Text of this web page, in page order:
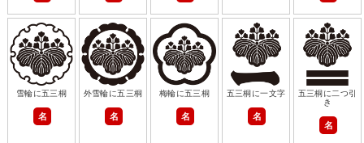
雪輪に五三桐
名
外雪輪に五三桐
名
梅輪に五三桐
名
五三桐に一文字
名
五三桐に二つ引
き
名